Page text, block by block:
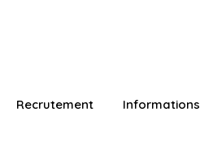
Recrutement Informations